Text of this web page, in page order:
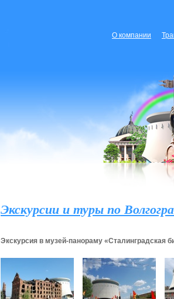
О компании
Экскурсии и туры по
Экскурсия в музей-панораму «Сталинградская